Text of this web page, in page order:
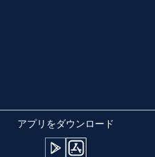
アプリをダウンロード